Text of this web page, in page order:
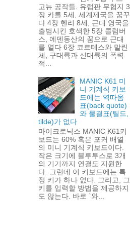
고뉴 공작들. 유럽판 무협지 3
장 카를 5세, 세계제국을 꿈꾸
다 4장 헨리 8세, 근대 영국을
출범시킨 호색한 5장 콜럼버
스, 에덴동산의 꿈으로 근대
를 열다 6장 코르테스와 말린
체, 구대륙과 신대륙의 폭력
적...
MANIC K61 미
니 기계식 키보
드에는 역따옴
표(back quote)
와 물결표(틸드,
tilde)가 없다
마이크로닉스 MANIC K61키
보드는 60% 혹은 포커 배열
의 미니 기계식 키보드이다.
작은 크기에 블루투스로 3개
의 기기까지 연결도 지원한
다. 그런데 이 키보드에는 특
정 키가 하나 없다. 그리고, 그
키를 입력할 방법을 제공하지
도 않는다. 바로 `와...